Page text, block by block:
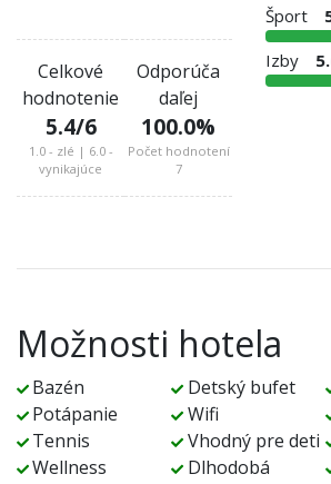
Celkové
hodnotenie
5.4/6
1.0 - zlé | 6.0 -
vynikajúce
Odporúča
daľej
100.0%
Počet hodnotení
7
Šport
Izby
Možnosti hotela
Bazén Detský bufet
Potápanie
Wifi
Tennis
Vhodný pre deti
Wellness
Dlhodobá